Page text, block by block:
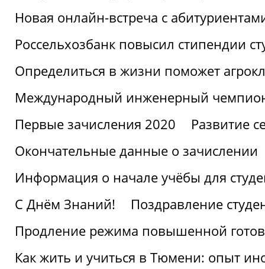
Новая онлайн-встреча с
Россельхозбанк повысил стипендии
Определиться в жизни поможет
Международный инженерный
Первые зачисления 2020
Развитие
Окончательные данные о зачислении
Информация о начале учёбы для
С Днём Знаний!
Поздравление
Продление режима повышенной
Как жить и учиться в Тюмени: опыт